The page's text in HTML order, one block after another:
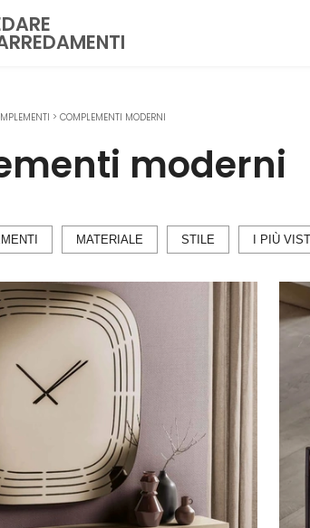
> COMPLEMENTI MODERNI
moderni
MATERIALE STILE I PIÙ